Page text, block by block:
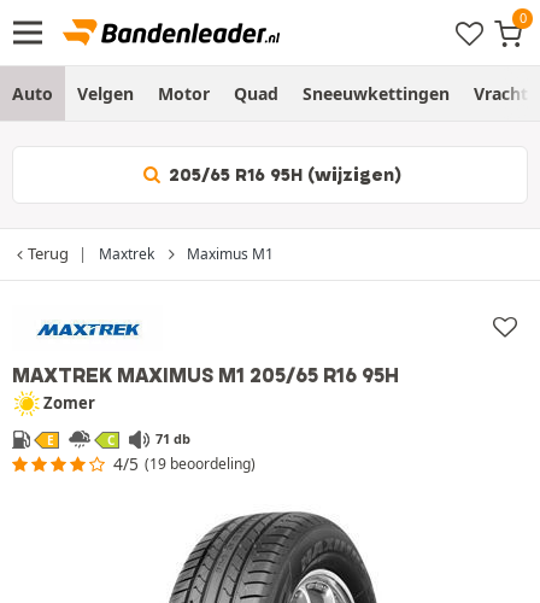
Auto Velgen Motor Quad Sneeuwkettingen
205/65 R16 95H (wijzigen)
Terug Maxtrek Maximus M1
MAXTREK MAXIMUS M1 205/65 R16 95H
Zomer
E C 71 db
4/5 (19 beoordeling)